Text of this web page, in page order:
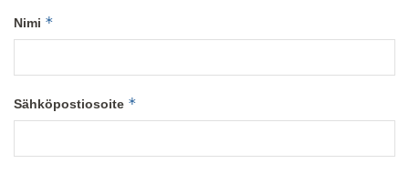
Nimi *
Sähköpostiosoite *